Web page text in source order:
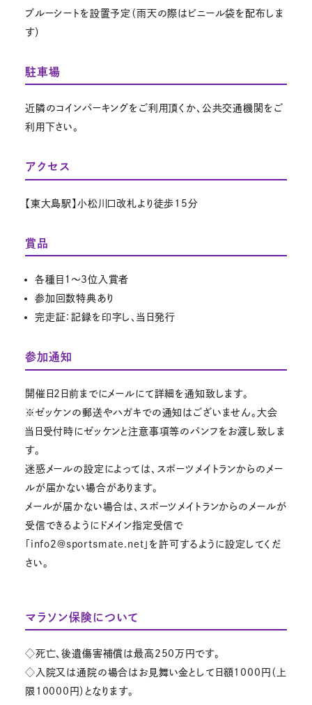
ブルーシートを設置予定（雨天の際はビニール袋を配布しま
す）
駐車場
近隣のコインパーキングをご利用頂くか、公共交通機関をご
利用下さい。
アクセス
【東大島駅】小松川口改札より徒歩15分
賞品
各種目１～3位入賞者
参加回数特典あり
完走証：記録を印字し、当日発行
参加通知
開催日2日前までにメールにて詳細を通知致します。
※ゼッケンの郵送やハガキでの通知はございません。大会
当日受付時にゼッケンと注意事項等のパンフをお渡し致しま
す。
迷惑メールの設定によっては、スポーツメイトランからのメー
ルが届かない場合があります。
メールが届かない場合は、スポーツメイトランからのメールが
受信できるようにドメイン指定受信で
「info2@sportsmate.net」を許可するように設定してくだ
さい。
マラソン保険について
◇死亡、後遺傷害補償は最高250万円です。
◇入院又は通院の場合はお見舞い金として日額1000円（上
限10000円）となります。